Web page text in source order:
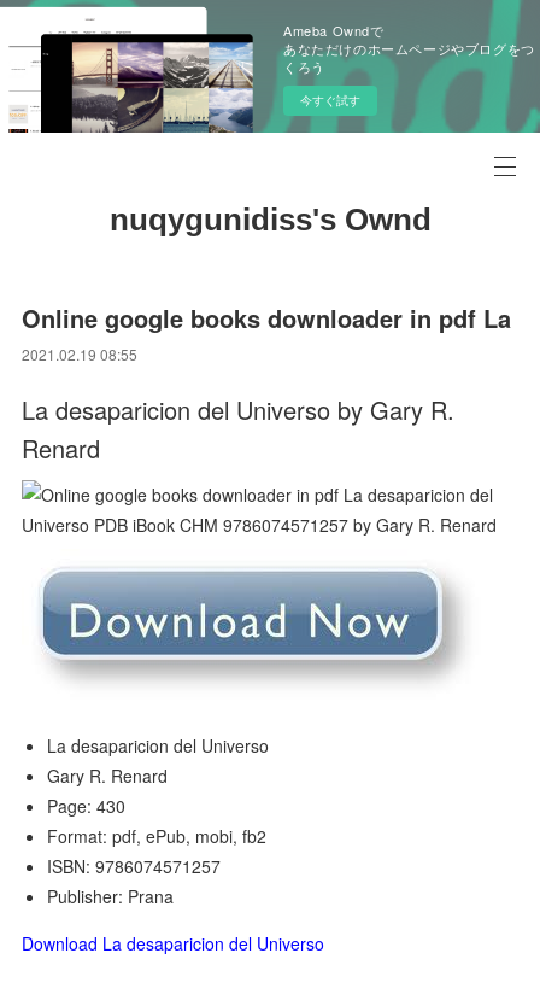
Ameba Owndで
あなただけのホームページやブログをつ
くろう
今すぐ試す
nuqygunidiss's Ownd
Online google books downloader in pdf La
2021.02.19 08:55
La desaparicion del Universo by Gary R.
Renard
La desaparicion del Universo
Gary R. Renard
Page: 430
Format: pdf, ePub, mobi, fb2
ISBN: 9786074571257
Publisher: Prana
Download La desaparicion del Universo